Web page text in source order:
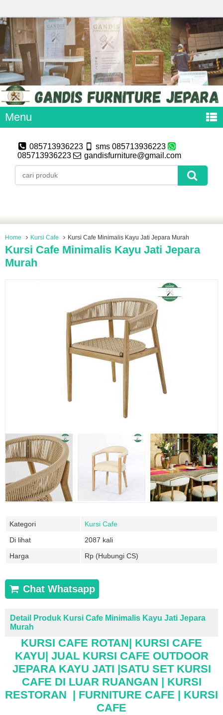
Menu
085713936223
sms 085713936223
085713936223
gandisfurniture@gmail.com
Home Kursi Cafe Kursi Cafe Minimalis Kayu Jati Jepara Murah
Kursi Cafe Minimalis Kayu Jati Jepara
Murah
Kategori
Kursi Cafe
Di lihat
2087 kali
Harga
Rp (Hubungi CS)
Chat Whatsapp
Detail Produk Kursi Cafe Minimalis Kayu Jati Jepara
Murah
KURSI CAFE ROTAN| KURSI CAFE
KAYU| JUAL KURSI CAFE OUTDOOR
JEPARA KAYU JATI |SATU SET KURSI
CAFE DI LUAR RUANGAN | KURSI
RESTORAN | FURNITURE CAFE | KURSI
CAFE